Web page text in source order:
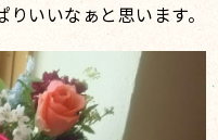
いいなぁと思います。